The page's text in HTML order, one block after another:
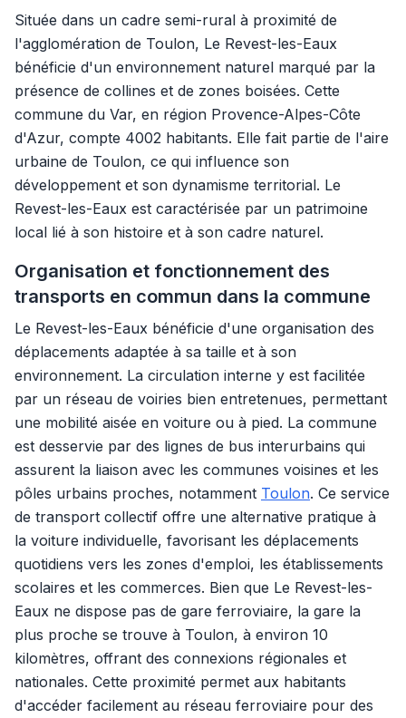
Située dans un cadre semi-rural à proximité de
l'agglomération de Toulon, Le Revest-les-Eaux
bénéficie d'un environnement naturel marqué par la
présence de collines et de zones boisées. Cette
commune du Var, en région Provence-Alpes-Côte
d'Azur, compte 4002 habitants. Elle fait partie de l'aire
urbaine de Toulon, ce qui influence son
développement et son dynamisme territorial. Le
Revest-les-Eaux est caractérisée par un patrimoine
local lié à son histoire et à son cadre naturel.
Organisation et fonctionnement des
transports en commun dans la commune
Le Revest-les-Eaux bénéficie d'une organisation des
déplacements adaptée à sa taille et à son
environnement. La circulation interne y est facilitée
par un réseau de voiries bien entretenues, permettant
une mobilité aisée en voiture ou à pied. La commune
est desservie par des lignes de bus interurbains qui
assurent la liaison avec les communes voisines et les
pôles urbains proches, notamment Toulon. Ce service
de transport collectif offre une alternative pratique à
la voiture individuelle, favorisant les déplacements
quotidiens vers les zones d'emploi, les établissements
scolaires et les commerces. Bien que Le Revest-les-
Eaux ne dispose pas de gare ferroviaire, la gare la
plus proche se trouve à Toulon, à environ 10
kilomètres, offrant des connexions régionales et
nationales. Cette proximité permet aux habitants
d'accéder facilement au réseau ferroviaire pour des